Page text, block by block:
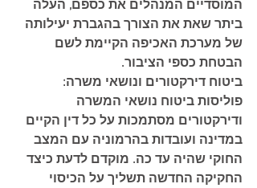
המוסדיים המנהלים את כספם, העלה
ביתר שאת את הצורך בהגברת יעילותה
של מערכת האכיפה הקיימת לשם
הבטחת כספי הציבור.
ביטוח דירקטורים ונושאי משרה:
פוליסות ביטוח נושאי המשרה
ודירקטורים מסתמכות על כל דין הקיים
במדינה ועובדות בהרמוניה עם המצב
החוקי שהיה עד כה. מוקדם לדעת כיצד
החקיקה החדשה תשליך על הכיסוי